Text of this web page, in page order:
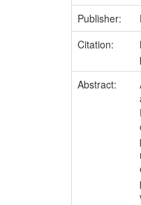
Publisher:
Citation:
Abstract: